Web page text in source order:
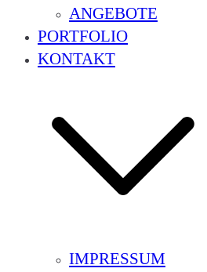
ANGEBOTE
PORTFOLIO
KONTAKT
IMPRESSUM